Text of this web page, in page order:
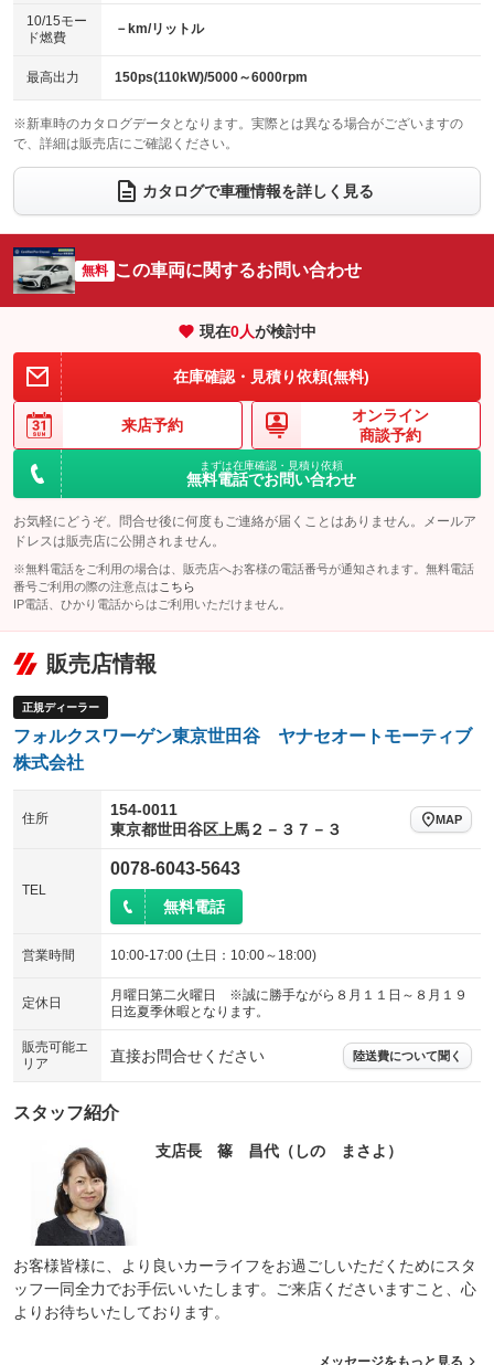
ベンチシート
：装備なし
チップアップシート
：装備なし ：装備なし
：装備なし ：装備あり
ウォークスルー
：装備なし
電動リアゲート フロントカメラ
：装備なし
：装備なし ：装備なし
サイドカメラ
：装備なし ルーフレール
：装備なし
：装備なし
：装備なし
10/15モー
ド燃費
－km/リットル
最高出力 150ps(110kW)/5000～6000rpm
※新車時のカタログデータとなります。実際とは異なる場合がございますの
で、詳細は販売店にご確認ください。
カタログで車種情報を詳しく見る
無料 この車両に関するお問い合わせ
現在0人が検討中
在庫確認・見積り依頼(無料)
来店予約
オンライン
商談予約
まずは在庫確認・見積り依頼
無料電話でお問い合わせ
お気軽にどうぞ。問合せ後に何度もご連絡が届くことはありません。メールア
ドレスは販売店に公開されません。
※無料電話をご利用の場合は、販売店へお客様の電話番号が通知されます。無料電話
番号ご利用の際の注意点は こちら
IP電話、ひかり電話からはご利用いただけません。
販売店情報
正規ディーラー
フォルクスワーゲン東京世田谷 ヤナセオートモーティブ
株式会社
住所
154-0011
東京都世田谷区上馬２－３７－３
MAP
TEL
0078-6043-5643
無料電話
営業時間 10:00-17:00 (土日：10:00～18:00)
定休日
月曜日第二火曜日 ※誠に勝手ながら８月１１日～８月１９
日迄夏季休暇となります。
販売可能エ
リア
直接お問合せください 陸送費について聞く
スタッフ紹介
支店長 篠 昌代（しの まさよ）
お客様皆様に、より良いカーライフをお過ごしいただくためにスタ
ッフ一同全力でお手伝いいたします。ご来店くださいますこと、心
よりお待ちいたしております。
メッセージをもっと見る